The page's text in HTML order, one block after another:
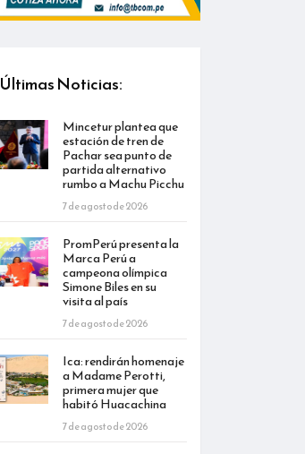
Últimas Noticias:
Mincetur plantea que
estación de tren de
Pachar sea punto de
partida alternativo
rumbo a Machu Picchu
7 de agosto de 2026
PromPerú presenta la
Marca Perú a
campeona olímpica
Simone Biles en su
visita al país
7 de agosto de 2026
Ica: rendirán homenaje
a Madame Perotti,
primera mujer que
habitó Huacachina
7 de agosto de 2026